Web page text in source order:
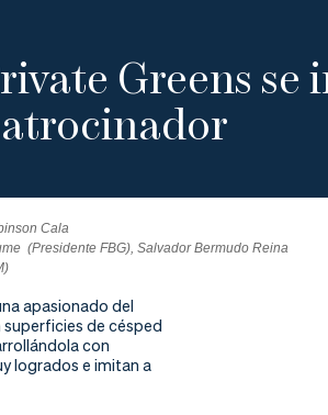
Greens
Cala
(Presidente FBG), Salvador Bermudo Reina
apasionado del
de césped
con
logrados e imitan a